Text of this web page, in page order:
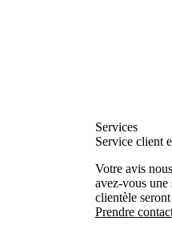
Services
Service client
Votre avis
avez-vous une
clientèle
Prendre